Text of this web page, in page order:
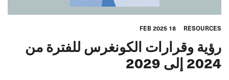
RESOURCES
18 FEB 2025
رؤية وقرارات الكونغرس للفترة من
2024 إلى 2029